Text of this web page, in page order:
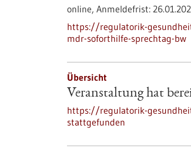
online, Anmeldefrist:
https://regulatorik-
mdr-soforthilfe-sprechtag-bw
Übersicht
Veranstaltung hat
https://regulatorik-
stattgefunden